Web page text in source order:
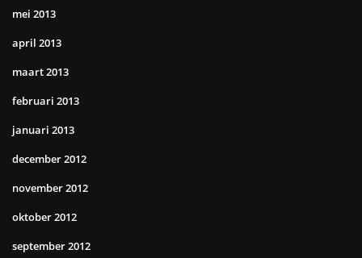
mei 2013
april 2013
maart 2013
februari 2013
januari 2013
december 2012
november 2012
oktober 2012
september 2012